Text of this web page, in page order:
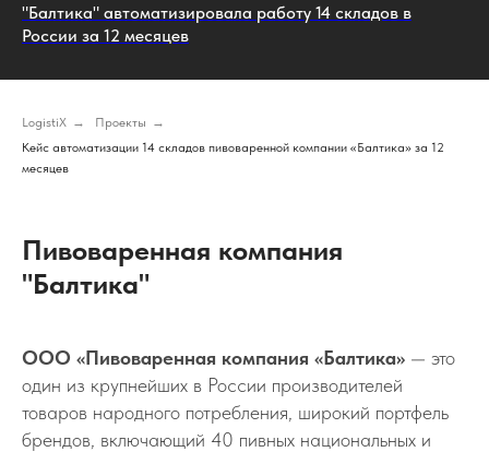
"Балтика" автоматизировала работу 14 складов в
России за 12 месяцев
LogistiX → Проекты →
Кейс автоматизации 14 складов пивоваренной компании «Балтика» за 12
месяцев
Пивоваренная компания
"Балтика"
ООО «Пивоваренная компания «Балтика» — это
один из крупнейших в России производителей
товаров народного потребления, широкий портфель
брендов, включающий 40 пивных национальных и